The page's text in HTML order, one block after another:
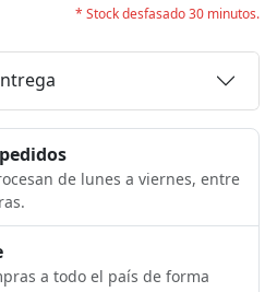
* Stock desfasado 30 minutos.
de lunes a viernes, entre
a todo el país de forma